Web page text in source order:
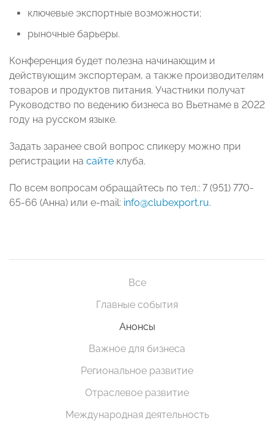
ключевые экспортные возможности;
рыночные барьеры.
Конференция будет полезна начинающим и
действующим экспортерам, а также производителям
товаров и продуктов питания. Участники получат
Руководство по ведению бизнеса во Вьетнаме в 2022
году на русском языке.
Задать заранее свой вопрос спикеру можно при
регистрации на сайте клуба.
По всем вопросам обращайтесь по тел.: 7 (951) 770-
65-66 (Анна) или e-mail: info@clubexport.ru.
Все
Главные события
Анонсы
Важное для бизнеса
Региональное развитие
Отраслевое развитие
Международная деятельность